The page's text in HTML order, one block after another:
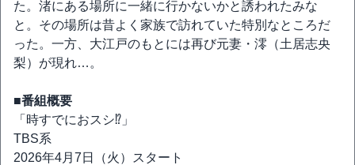
た。渚にある場所に一緒に行かないかと誘われたみな
と。その場所は昔よく家族で訪れていた特別なところだ
った。一方、大江戸のもとには再び元妻・澪（土居志央
梨）が現れ…。
■番組概要
「時すでにおスシ⁉」
TBS系
2026年4月7日（火）スタート